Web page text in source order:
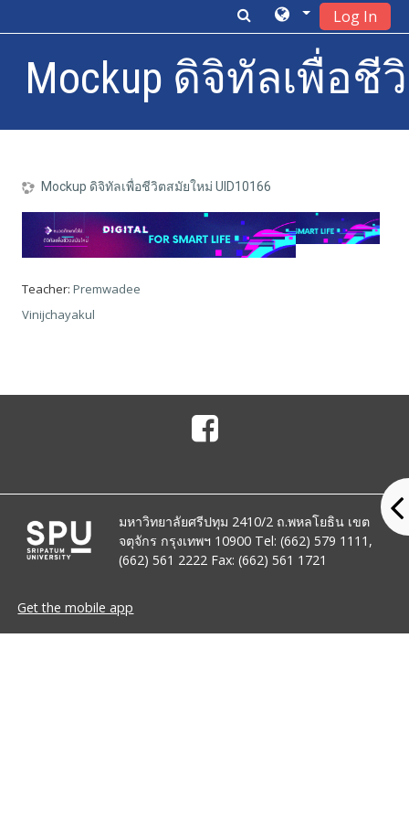
Log In
Mockup ดิจิทัลเพื่อชี
Mockup ดิจิทัลเพื่อชีวิตสมัยใหม่ UID10166
Teacher:Premwadee
Vinijchayakul
มหาวิทยาลัยศรีปทุม 2410/2 ถ.พหลโยธิน เขต
จตุจักร กรุงเทพฯ 10900 Tel: (662) 579 1111,
(662) 561 2222 Fax: (662) 561 1721
Get the mobile app